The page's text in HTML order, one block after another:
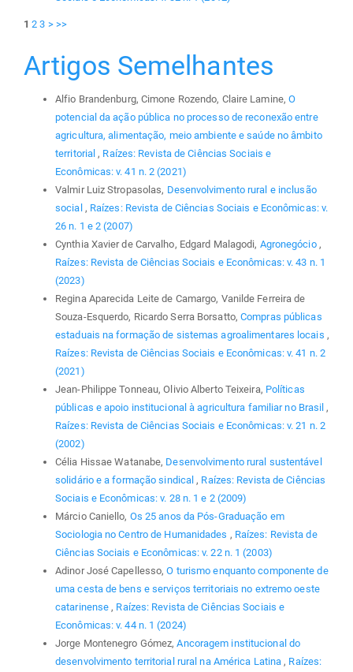
1 2 3 > >>
Artigos Semelhantes
Alfio Brandenburg, Cimone Rozendo, Claire Lamine,O
potencial da ação pública no processo de reconexão entre
agricultura, alimentação, meio ambiente e saúde no âmbito
territorial , Raízes: Revista de Ciências Sociais e
Econômicas: v. 41 n. 2 (2021)
Valmir Luiz Stropasolas, Desenvolvimento rural e inclusão
social , Raízes: Revista de Ciências Sociais e Econômicas: v.
26 n. 1 e 2 (2007)
Cynthia Xavier de Carvalho, Edgard Malagodi, Agronegócio ,
Raízes: Revista de Ciências Sociais e Econômicas: v. 43 n. 1
(2023)
Regina Aparecida Leite de Camargo, Vanilde Ferreira de
Souza-Esquerdo, Ricardo Serra Borsatto,Compras públicas
estaduais na formação de sistemas agroalimentares locais ,
Raízes: Revista de Ciências Sociais e Econômicas: v. 41 n. 2
(2021)
Jean-Philippe Tonneau, Olivio Alberto Teixeira, Políticas
públicas e apoio institucional à agricultura familiar no Brasil ,
Raízes: Revista de Ciências Sociais e Econômicas: v. 21 n. 2
(2002)
Célia Hissae Watanabe, Desenvolvimento rural sustentável
solidário e a formação sindical , Raízes: Revista de Ciências
Sociais e Econômicas: v. 28 n. 1 e 2 (2009)
Márcio Caniello, Os 25 anos da Pós-Graduação em
Sociologia no Centro de Humanidades , Raízes: Revista de
Ciências Sociais e Econômicas: v. 22 n. 1 (2003)
Adinor José Capellesso,O turismo enquanto componente de
uma cesta de bens e serviços territoriais no extremo oeste
catarinense , Raízes: Revista de Ciências Sociais e
Econômicas: v. 44 n. 1 (2024)
Jorge Montenegro Gómez,Ancoragem institucional do
desenvolvimento territorial rural na América Latina , Raízes: